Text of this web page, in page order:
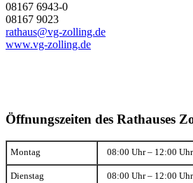
08167 6943-0
08167 9023
rathaus@vg-zolling.de
www.vg-zolling.de
Öffnungszeiten des Rathauses
Montag 08:00 Uhr – 12:00 Uhr
Dienstag 08:00 Uhr – 12:00 Uhr